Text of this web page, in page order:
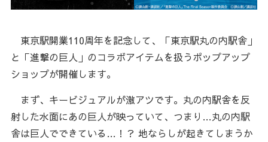
東京駅開業110周年を記念して、「東京駅丸の内駅舎」
と「進撃の巨人」のコラボアイテムを扱うポップアップ
ショップが開催します。
まず、キービジュアルが激アツです。丸の内駅舎を反
射した水面にあの巨人が映っていて、つまり…丸の内駅
舎は巨人でできている…！？ 地ならしが起きてしまうか